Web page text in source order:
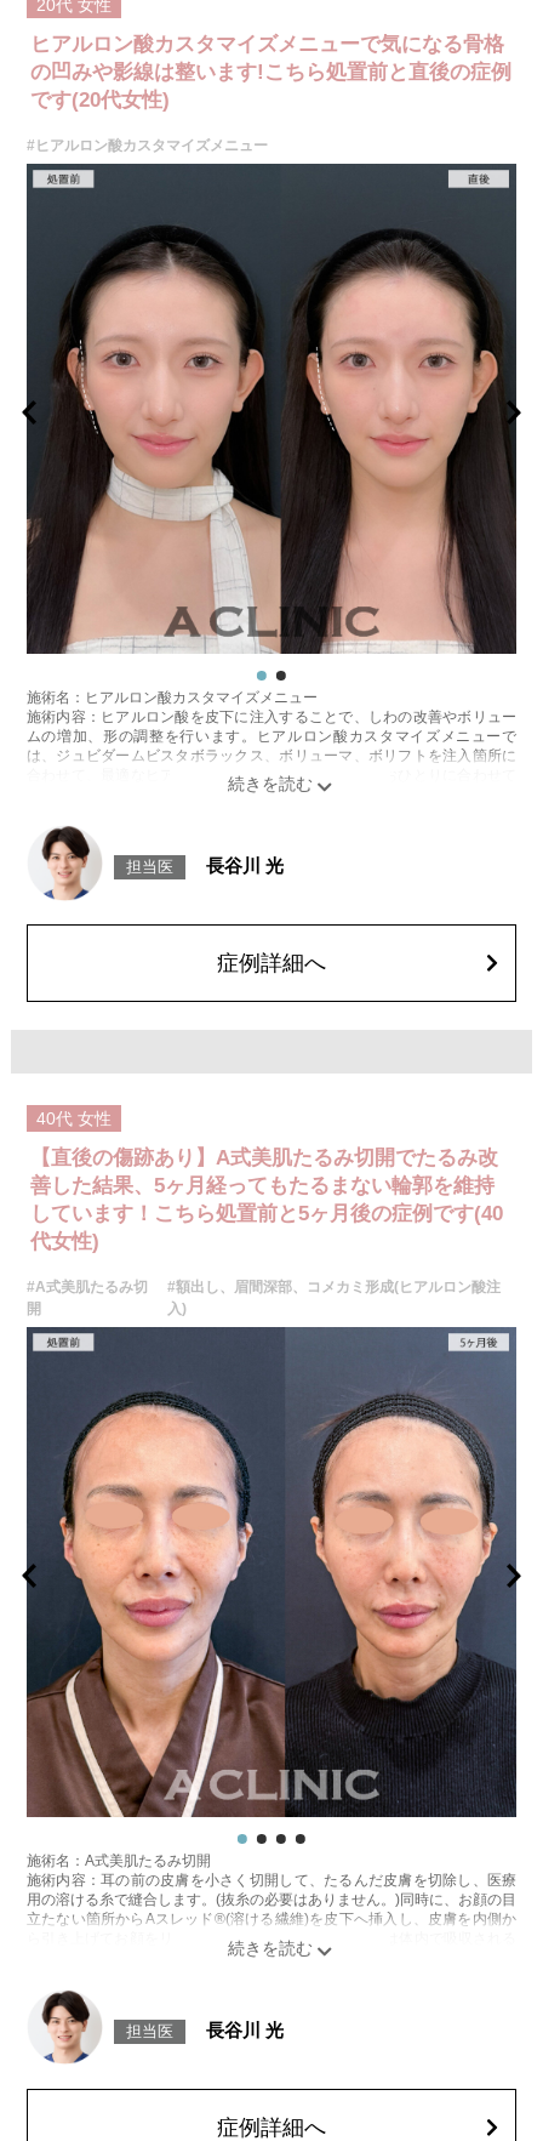
20代 女性
ヒアルロン酸カスタマイズメニューで気になる骨格
の凹みや影線は整います!こちら処置前と直後の症例
です(20代女性)
#ヒアルロン酸カスタマイズメニュー
施術名：ヒアルロン酸カスタマイズメニュー
施術内容：ヒアルロン酸を皮下に注入することで、しわの改善やボリュー
ムの増加、形の調整を行います。ヒアルロン酸カスタマイズメニューで
は、ジュビダームビスタボラックス、ボリューマ、ボリフトを注入箇所に
合わせて、最適なヒアルロン酸を医師が患者様お一人おひとりに合わせて
リスク、副作用：腫れ、赤み、内出血、痛み、突っ張り感などが生じるこ
とがございます。また、稀にアレルギー、細菌感染症、血管閉塞などが生
じることがございます。注入箇所を強く刺激するようなマッサージは1〜2
週間ほどお控えください。
オプション：表面麻酔 3,300円(税込)、笑気麻酔 3,300円(税込)
担当医 長谷川 光
症例詳細へ
40代 女性
【直後の傷跡あり】A式美肌たるみ切開でたるみ改
善した結果、5ヶ月経ってもたるまない輪郭を維持
しています！こちら処置前と5ヶ月後の症例です(40
代女性)
#A式美肌たるみ切
開
#額出し、眉間深部、コメカミ形成(ヒアルロン酸注
入)
施術名：A式美肌たるみ切開
施術内容：耳の前の皮膚を小さく切開して、たるんだ皮膚を切除し、医療
用の溶ける糸で縫合します。(抜糸の必要はありません。)同時に、お顔の目
立たない箇所からAスレッド®(溶ける繊維)を皮下へ挿入し、皮膚を内側か
ら引き上げてお顔をリフトアップします。Aスレッド®は体内で吸収される
過程でコラーゲンやエラスチンが生成されるため、吸収後もハリや弾力が
施術時間：約60分程
リスク、副作用：腫れ、内出血、疼痛、むくみなどが術後一時的に生じる
ことがございます。また、稀に細菌感染症、左右差、色素沈着、感覚障
害、運動障害、創離開、肥厚性瘢痕、創部陥凹、耳介偏倚、皮膚のよれ、
費用：スタンダード512,600円(税込)アドバンス840,400円(税込)
オプション：笑気麻酔 3,300円(税込)
担当医 長谷川 光
症例詳細へ